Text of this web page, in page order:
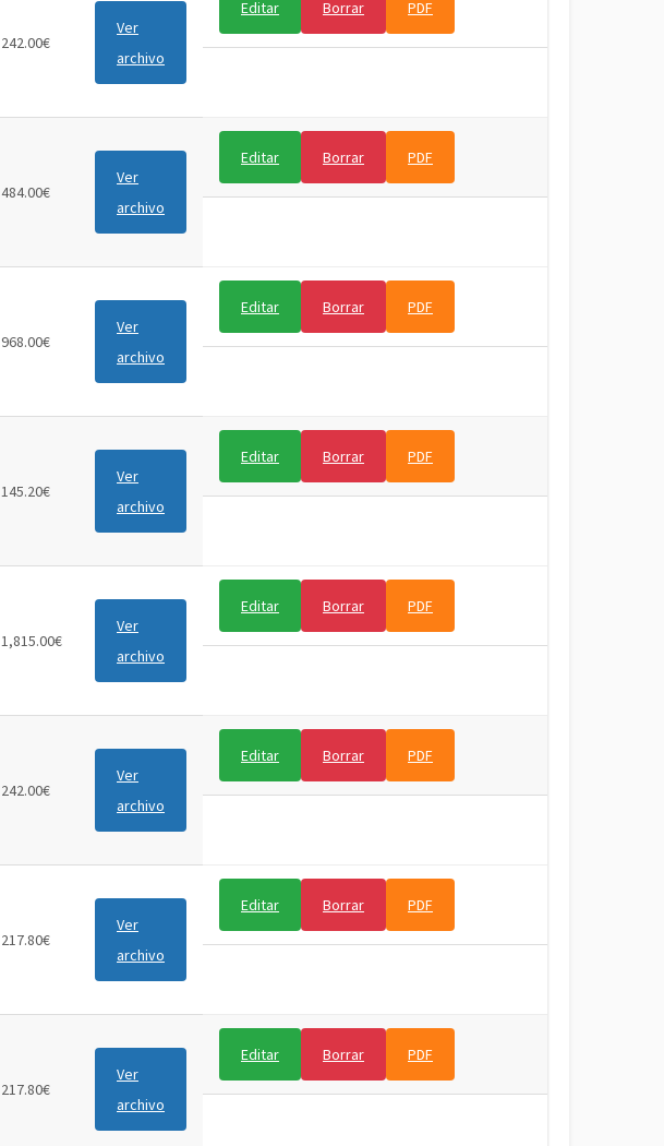
242.00€
Ver
archivo
Editar Borrar PDF
484.00€
Ver
archivo
Editar Borrar PDF
968.00€
Ver
archivo
Editar Borrar PDF
145.20€
Ver
archivo
Editar Borrar PDF
1,815.00€
Ver
archivo
Editar Borrar PDF
242.00€
Ver
archivo
Editar Borrar PDF
217.80€
Ver
archivo
Editar Borrar PDF
217.80€
Ver
archivo
Editar Borrar PDF